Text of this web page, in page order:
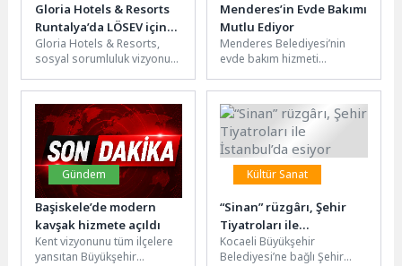
Gloria Hotels & Resorts
Runtalya’da LÖSEV için
Koştu!
Gloria Hotels & Resorts,
sosyal sorumluluk vizyonu
Antalya’da düzenlenen
Runtalya Maratonu’nda
anlamlı...
Menderes’in Evde Bakımı
Mutlu Ediyor
Menderes Belediyesi’nin
evde bakım hizmeti
uzatmaya devam
ediyor.Menderes
Belediyesi’nin kendi
bünyesine kattığı...
Gündem
Başiskele’de modern
kavşak hizmete açıldı
Kent vizyonunu tüm ilçelere
yansıtan Büyükşehir
Kültür Sanat
“Sinan” rüzgârı, Şehir
Tiyatroları ile
İstanbul’da esiyor
Kocaeli Büyükşehir
Belediyesi’ne bağlı Şehir